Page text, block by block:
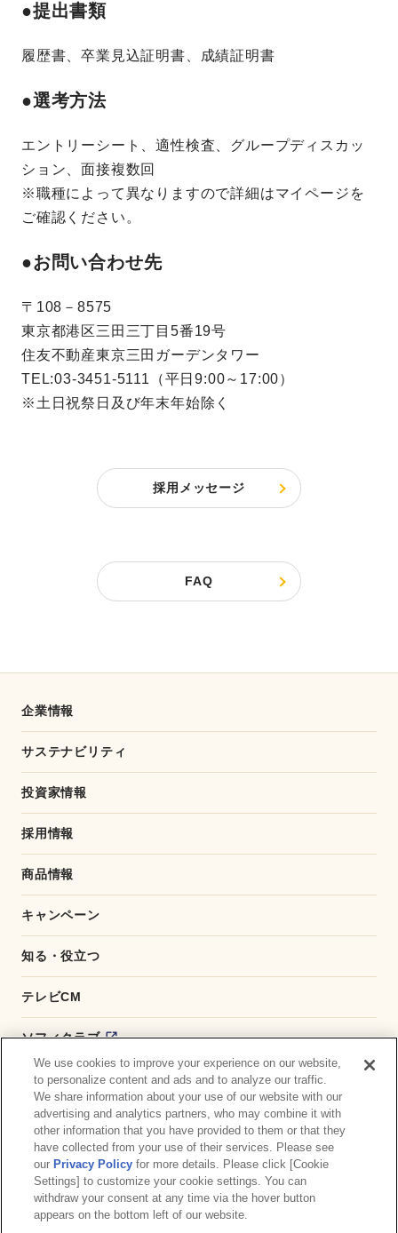
●提出書類
履歴書、卒業見込証明書、成績証明書
●選考方法
エントリーシート、適性検査、グループディスカッ
ション、面接複数回
※職種によって異なりますので詳細はマイページを
ご確認ください。
●お問い合わせ先
〒108－8575
東京都港区三田三丁目5番19号
住友不動産東京三田ガーデンタワー
TEL:03-3451-5111（平日9:00～17:00）
※土日祝祭日及び年末年始除く
採用メッセージ
FAQ
企業情報
サステナビリティ
投資家情報
採用情報
商品情報
キャンペーン
知る・役立つ
テレビCM
ソフィクラブ
かんたん応募サービス
ダイレクトショップ
商品取扱い店舗検索
お問い合わせ サイトマップ ウェブサイト利用規約
We use cookies to improve your experience on our website,
to personalize content and ads and to analyze our traffic.
We share information about your use of our website with our
advertising and analytics partners, who may combine it with
other information that you have provided to them or that they
have collected from your use of their services. Please see
our Privacy Policy for more details. Please click [Cookie
Settings] to customize your cookie settings. You can
withdraw your consent at any time via the hover button
appears on the bottom left of our website.